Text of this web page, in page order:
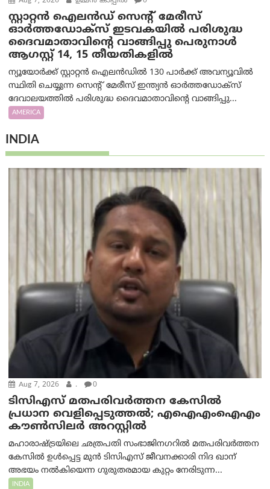
സ്റ്റാറ്റൻ ഐലൻഡ് സെന്റ് മേരീസ്
ഓർത്തഡോക്സ് ഇടവകയിൽ പരിശുദ്ധ
ദൈവമാതാവിന്റെ വാങ്ങിപ്പു പെരുനാൾ
ആഗസ്റ്റ് 14, 15 തീയതികളിൽ
ന്യൂയോർക്ക് സ്റ്റാറ്റൻ ഐലൻഡിൽ 130 പാർക്ക് അവന്യൂവിൽ
സ്ഥിതി ചെയ്യുന്ന സെന്റ് മേരീസ് ഇന്ത്യൻ ഓർത്തഡോക്സ്
ദേവാലയത്തിൽ പരിശുദ്ധ ദൈവമാതാവിന്റെ വാങ്ങിപ്പു...
AMERICA
INDIA
Aug 7, 2026 . 0
ടിസിഎസ് മതപരിവർത്തന കേസിൽ
പ്രധാന വെളിപ്പെടുത്തൽ; എഐഎംഐഎം
കൗൺസിലർ അറസ്റ്റിൽ
മഹാരാഷ്ട്രയിലെ ഛത്രപതി സംഭാജിനഗറിൽ മതപരിവർത്തന
കേസിൽ ഉൾപ്പെട്ട മുൻ ടിസിഎസ് ജീവനക്കാരി നിദ ഖാന്
അഭയം നൽകിയെന്ന ഗുരുതരമായ കുറ്റം നേരിടുന്ന...
INDIA